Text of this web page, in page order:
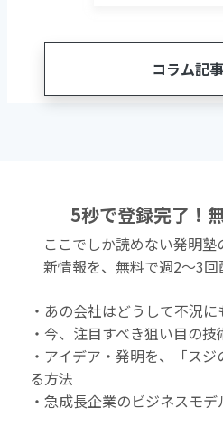
コラム記
5秒で登録完了！
ここでしか読めない発明
新情報を、無料で週2〜3回
・あの会社はどうして不況に
・今、注目すべき狙い目の技
・アイデア・発明を、「ス
る方法
・急成長企業のビジネスモ